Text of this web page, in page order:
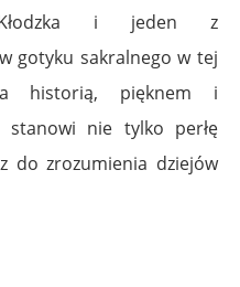
Kłodzka i jeden z
gotyku sakralnego w tej
historią, pięknem i
stanowi nie tylko perłę
do zrozumienia dziejów